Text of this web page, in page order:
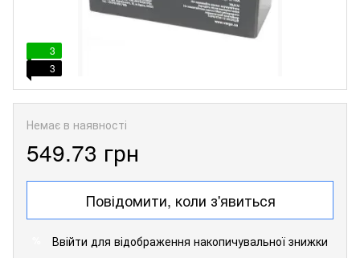
3
3
Немає в наявності
549.73 грн
Повідомити, коли з'явиться
Ввійти для відображення накопичувальної знижки